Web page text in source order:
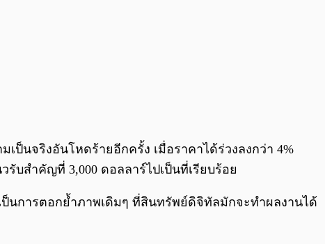
0:00
ป็นจริงอันโหดร้ายอีกครั้ง เมื่อราคาได้ร่วงลงกว่า 4%
บสำคัญที่ 3,000 ดอลลาร์ไปเป็นที่เรียบร้อย
นการตอกย้ำภาพเดิมๆ ที่สินทรัพย์ดิจิทัลมักจะทำผลงานได้